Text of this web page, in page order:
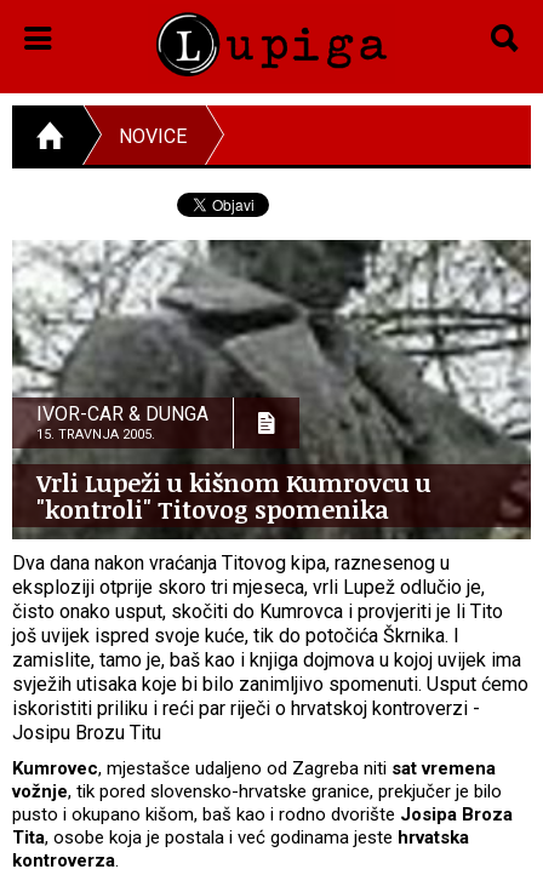
NOVICE
IVOR-CAR & DUNGA
15. TRAVNJA 2005.
Vrli Lupeži u kišnom Kumrovcu u
"kontroli" Titovog spomenika
Dva dana nakon vraćanja Titovog kipa, raznesenog u
eksploziji otprije skoro tri mjeseca, vrli Lupež odlučio je,
čisto onako usput, skočiti do Kumrovca i provjeriti je li Tito
još uvijek ispred svoje kuće, tik do potočića Škrnika. I
zamislite, tamo je, baš kao i knjiga dojmova u kojoj uvijek ima
svježih utisaka koje bi bilo zanimljivo spomenuti. Usput ćemo
iskoristiti priliku i reći par riječi o hrvatskoj kontroverzi -
Josipu Brozu Titu
Kumrovec, mjestašce udaljeno od Zagreba niti sat vremena
vožnje, tik pored slovensko-hrvatske granice, prekjučer je bilo
pusto i okupano kišom, baš kao i rodno dvorište Josipa Broza
Tita, osobe koja je postala i već godinama jeste hrvatska
kontroverza.